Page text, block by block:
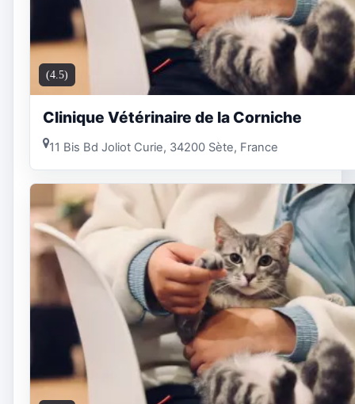
(4.5)
Clinique Vétérinaire de la Corniche
11 Bis Bd Joliot Curie, 34200 Sète, France